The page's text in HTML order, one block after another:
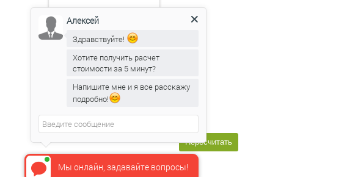
RSS новости
Подпишитесь на канал
новостей от Belorawood
Мы онлайн, задавайте вопросы!
Алексей
Здравствуйте!
Хотите получить расчет
стоимости за 5 минут?
Напишите мне и я все расскажу
подробно!